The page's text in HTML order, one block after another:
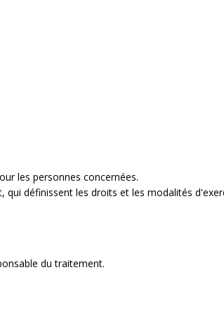
les personnes concernées.
qui définissent les droits et les modalités
du traitement.